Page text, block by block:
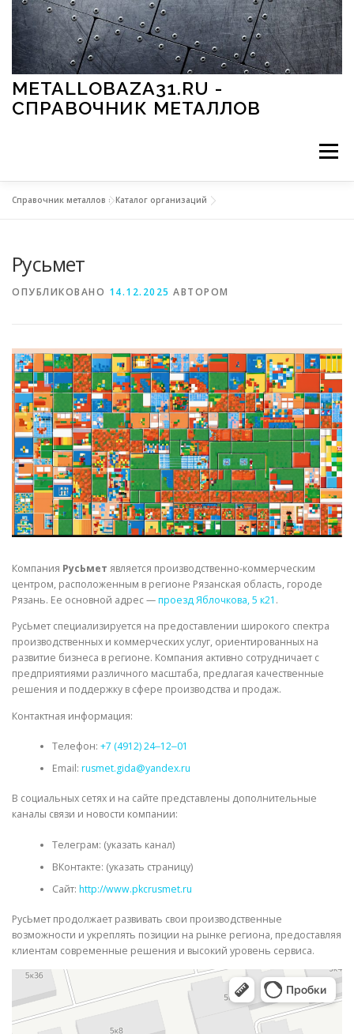
Перейти к содержимому
METALLOBAZA31.RU -
СПРАВОЧНИК МЕТАЛЛОВ
Меню
МЕТАЛЛЫ И ОКРУЖАЮЩАЯ СРЕДА
СВОЙСТВА МЕТАЛЛОВ СОРТА МЕТАЛЛОВ
СТАТЬИ
Справочник металлов »Каталог организаций
Русьмет
ОПУБЛИКОВАНО 14.12.2025 АВТОРОМ
Компания РусЬмет является производственно-коммерческим
центром, расположенным в регионе Рязанская область, городе
Рязань. Ее основной адрес —проезд Яблочкова, 5 к21 .
РусЬмет специализируется на предоставлении широкого спектра
производственных и коммерческих услуг, ориентированных на
развитие бизнеса в регионе. Компания активно сотрудничает с
предприятиями различного масштаба, предлагая качественные
решения и поддержку в сфере производства и продаж.
Контактная информация:
Телефон: +7 (4912) 24‒12‒01
Email: rusmet.gida@yandex.ru
В социальных сетях и на сайте представлены дополнительные
каналы связи и новости компании:
Телеграм: (указать канал)
ВКонтакте: (указать страницу)
Сайт: http://www.pkcrusmet.ru
РусЬмет продолжает развивать свои производственные
возможности и укреплять позиции на рынке региона, предоставляя
клиентам современные решения и высокий уровень сервиса.